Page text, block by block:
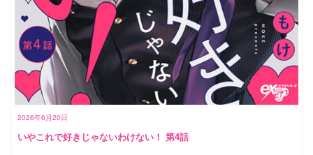
2026年6月20日
いやこれで好きじゃないわけない！ 第4話